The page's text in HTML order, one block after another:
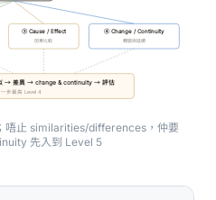
③ Cause / Effect
因果比較
④ Change / Continuity
轉變與延續
→ 差異 → change & continuity → 評估
一步最高 Level 4
唔止 similarities/differences，仲要
先入到 Level 5